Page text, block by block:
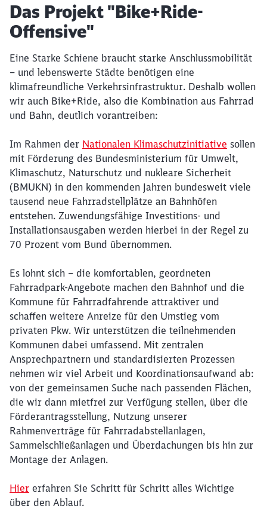
Artikel:
Das Projekt "Bike+Ride-
Offensive"
Eine Starke Schiene braucht starke Anschlussmobilität
– und lebenswerte Städte benötigen eine
klimafreundliche Verkehrsinfrastruktur. Deshalb wollen
wir auch Bike+Ride, also die Kombination aus Fahrrad
und Bahn, deutlich vorantreiben:
Im Rahmen der Nationalen Klimaschutzinitiative sollen
mit Förderung des Bundesministerium für Umwelt,
Klimaschutz, Naturschutz und nukleare Sicherheit
(BMUKN) in den kommenden Jahren bundesweit viele
tausend neue Fahrradstellplätze an Bahnhöfen
entstehen. Zuwendungsfähige Investitions- und
Installationsausgaben werden hierbei in der Regel zu
70 Prozent vom Bund übernommen.
Es lohnt sich – die komfortablen, geordneten
Fahrradpark-Angebote machen den Bahnhof und die
Kommune für Fahrradfahrende attraktiver und
schaffen weitere Anreize für den Umstieg vom
privaten Pkw. Wir unterstützen die teilnehmenden
Kommunen dabei umfassend. Mit zentralen
Ansprechpartnern und standardisierten Prozessen
nehmen wir viel Arbeit und Koordinationsaufwand ab:
von der gemeinsamen Suche nach passenden Flächen,
die wir dann mietfrei zur Verfügung stellen, über die
Förderantragsstellung, Nutzung unserer
Rahmenverträge für Fahrradabstellanlagen,
Sammelschließanlagen und Überdachungen bis hin zur
Montage der Anlagen.
Hier erfahren Sie Schritt für Schritt alles Wichtige
über den Ablauf.
Schließen
Möchten Sie zuweitergeleitet
werden?
Abbrechen Weiter